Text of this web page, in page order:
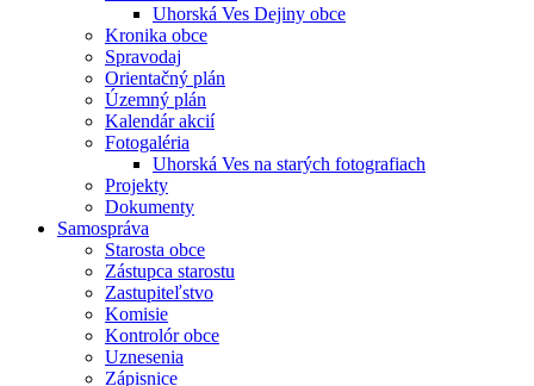
Uhorská Ves Dejiny obce
Kronika obce
Spravodaj
Orientačný plán
Územný plán
Kalendár akcií
Fotogaléria
Uhorská Ves na starých fotografiach
Projekty
Dokumenty
Samospráva
Starosta obce
Zástupca starostu
Zastupiteľstvo
Komisie
Kontrolór obce
Uznesenia
Zápisnice